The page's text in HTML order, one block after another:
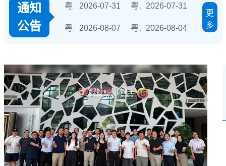
通知
公告
粤通协〔2026〕58 号-关于开展“人工智能服务安全能力”评定和 “人工智能安全评估师工程师”培训的通知2026-07-31 粤通协〔2026〕56 号-关于开展数据安全服务能力评定和数据安全评估师培训的通知2026-07-31
粤通协〔2026〕61 号-粤港澳大湾区通信产业出海生态联盟成员单位招募公告2026-08-07 粤通协〔2026〕59号-关于征集 2026 广东通信行业人工智能创新应用标杆案例的通知2026-08-04
更
多